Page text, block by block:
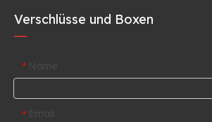
Verschlüsse und Boxen
*
*